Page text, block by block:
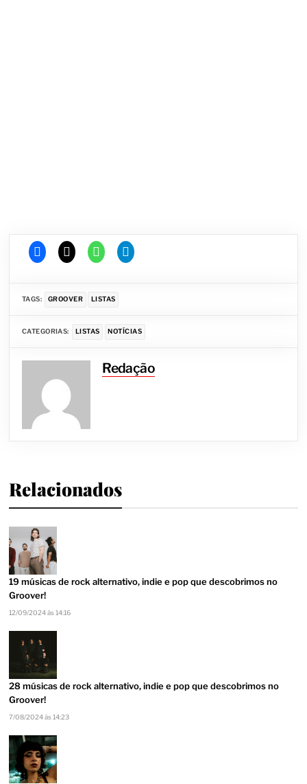
TAGS: GROOVER LISTAS
CATEGORIAS: LISTAS NOTÍCIAS
Redação
Relacionados
19 músicas de rock alternativo, indie e pop que descobrimos no
Groover!
12/09/2024 às 14:16
28 músicas de rock alternativo, indie e pop que descobrimos no
Groover!
7/08/2024 às 14:23